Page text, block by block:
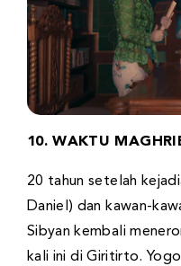
10. WAKTU
20 tahun setelah
Daniel) dan kawan-
Sibyan kembali
kali ini di Giritirto.